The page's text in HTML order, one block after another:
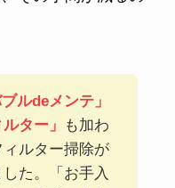
ブルdeメンテ」
ター」
も加わ
ルター掃除が
た。「お手入